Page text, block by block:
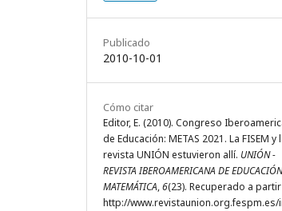
Publicado
2010-10-01
Cómo citar
Editor, E. (2010). Congreso
de Educación: METAS 2021. La FISEM y
revista UNIÓN estuvieron allí. UNIÓN -
REVISTA IBEROAMERICANA DE EDUCACIÓN
MATEMÁTICA,6(23). Recuperado a
http://www.revistaunion.org.fespm.es/